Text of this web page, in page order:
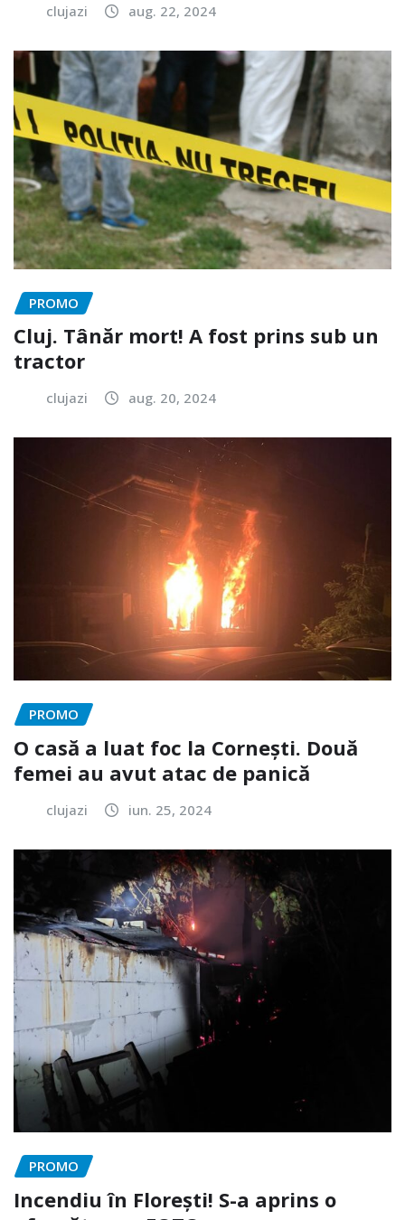
clujazi aug. 22, 2024
PROMO
Cluj. Tânăr mort! A fost prins sub un
tractor
clujazi aug. 20, 2024
PROMO
O casă a luat foc la Cornești. Două
femei au avut atac de panică
clujazi iun. 25, 2024
PROMO
Incendiu în Florești! S-a aprins o